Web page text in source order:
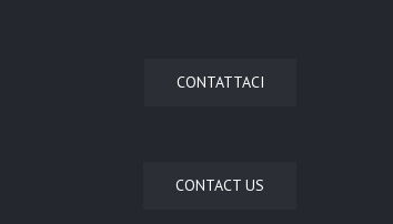
CONTATTACI
CONTACT US